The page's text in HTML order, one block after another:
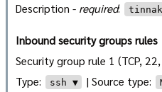
Description - required:
Inbound security groups rules
Security group rule 1 (TCP,
Type:
ssh ▼ | Source type: